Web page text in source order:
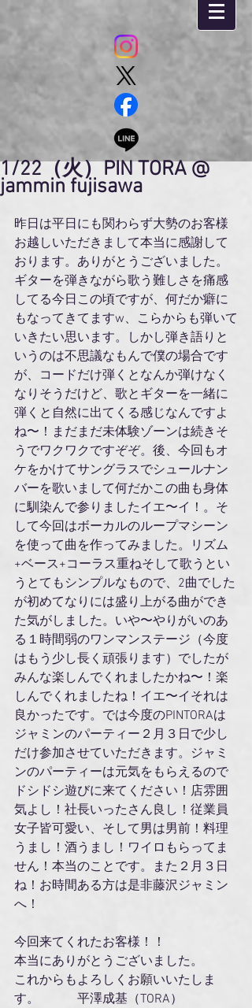
1/22（火）PIN TORA @
jammin fujisawa
昨日は平日にも関わらず大勢のお客様
お越しいただきまして本当に感謝して
おります。ありがとうございました。
ギターを弾きながら歌う難しさを痛感
してる今日この頃ですが、何だか癖に
もなってきてますw、こらからも弾いて
いきたい思います。しかし弾き語りと
いうのは不思議なもんで僕の場合です
が、コードだけ弾くとなんか弾けなく
なりそうだけど、歌とギターを一緒に
弾くと自然に出てくる感じなんですよ
ね〜！まだまだ未体験ゾーンは続きそ
うでワクワクですぞぞ。後、今回もオ
ケをかけてサングラスでシュールナン
バーを歌いまして何だかこの曲も身体
に馴染んで参りましたイエ〜イ！。そ
して今回はボーカルのループマシーン
を使って曲を作ってみました。リズム
+ベース+コーラス重ねそして歌うとい
うとてもシンプルなもので、2曲でした
が初めてなりには盛り上がる曲ができ
た気がしました。いや〜やりがいのあ
る１時間弱のワンマンステージ（今度
はもう少し長く頑張ります）でしたが
みんな楽しんでくれましたかね〜！楽
しんでくれましたね！イエ〜イそれは
良かったです。では今度のPINTORAは
ジャミンのパーティー２月３日で少し
だけ参加させていただきます。ジャミ
ンのパーティーは元気をもらえるので
ドシドシ遊びに来てください！店雰囲
気よし！社長いったさん良し！従業員
女子皆可愛い、そして男は男前！料理
うまし！酒うまし！ワイロもらってま
せん！本当のことです。また２月３日
ね！お時間ある方は是非藤沢ジャミン
へ！
今回来てくれたお客様！！
本当にありがとうございました。
これからもよろしくお願いいたしま
す。　　　平澤成基（TORA）